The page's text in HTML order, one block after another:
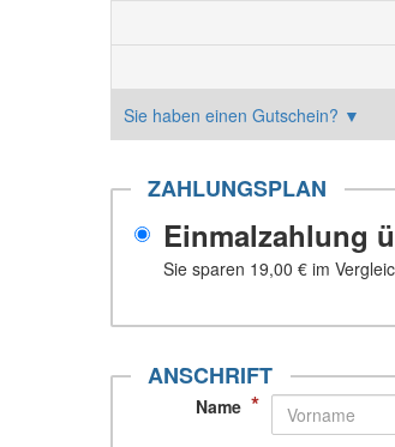
Sie haben einen Gutschein? ▼
ZAHLUNGSPLAN
Einmalzahlung
Sie sparen 19,00 € im
ANSCHRIFT
Name *